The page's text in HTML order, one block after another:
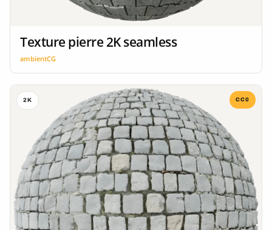
Texture pierre 2K seamless
ambientCG
2K CC0